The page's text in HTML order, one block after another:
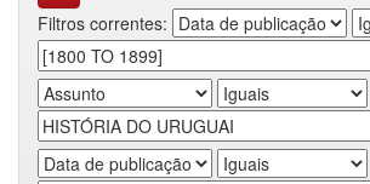
Filtros correntes: